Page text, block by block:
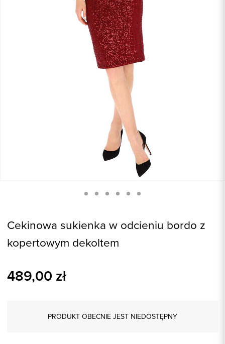
Cekinowa sukienka w odcieniu bordo z
kopertowym dekoltem
489,00 zł
PRODUKT OBECNIE JEST NIEDOSTĘPNY